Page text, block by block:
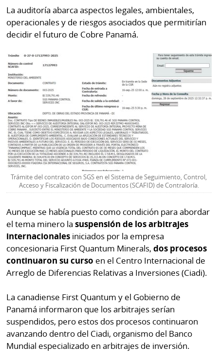
Sábado
Picante
⌾
Repregunta
Sabrina
Sin
La auditoría abarca aspectos legales, ambientales,
operacionales y de riesgos asociados que permitirían
decidir el futuro de Cobre Panamá.
Trámite del contrato con SGS en el Sistema de Seguimiento, Control,
Acceso y Fiscalización de Documentos (SCAFID) de Contraloría.
Aunque se había puesto como condición para abordar
el tema minero lasuspensión de los arbitrajes
internacionales iniciados por la empresa
concesionaria First Quantum Minerals,dos procesos
continuaron su curso en el Centro Internacional de
Arreglo de Diferencias Relativas a Inversiones (Ciadi).
La canadiense First Quantum y el Gobierno de
Panamá informaron que los arbitrajes serían
suspendidos, pero estos dos procesos continuaron
avanzando dentro del Ciadi, organismo del Banco
Mundial especializado en arbitrajes de inversión.